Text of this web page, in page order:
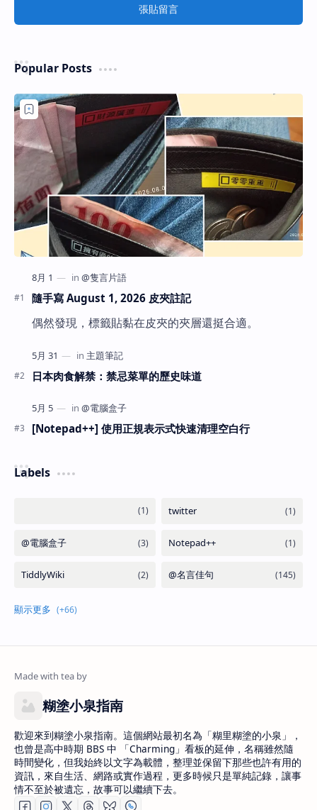
張貼留言
Popular Posts
隨手寫 August 1, 2026 皮夾註記
偶然發現，標籤貼黏在皮夾的夾層還挺合適。
日本肉食解禁：禁忌菜單的歷史味道
[Notepad++] 使用正規表示式快速清理空白行
Labels
糊塗小泉指南
歡迎來到糊塗小泉指南。這個網站最初名為「糊里糊塗的小泉」，
也曾是高中時期 BBS 中 「Charming」看板的延伸，名稱雖然隨
時間變化，但我始終以文字為載體，整理並保留下那些也許有用的
資訊，來自生活、網路或實作過程，更多時候只是單純記錄，讓事
情不至於被遺忘，故事可以繼續下去。